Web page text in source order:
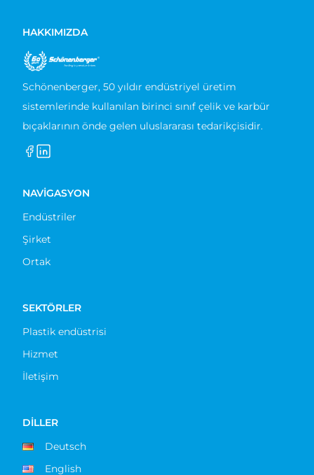
HAKKIMIZDA
Schönenberger, 50 yıldır endüstriyel üretim
sistemlerinde kullanılan birinci sınıf çelik ve karbür
bıçaklarının önde gelen uluslararası tedarikçisidir.
NAVIGASYON
Endüstriler
Şirket
Ortak
SEKTÖRLER
Plastik endüstrisi
Hizmet
İletişim
DILLER
Deutsch
English